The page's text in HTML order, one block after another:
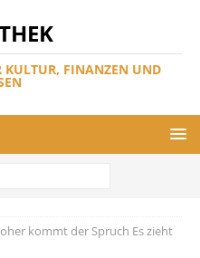
FINANZEN UND
kommt der Spruch Es zieht